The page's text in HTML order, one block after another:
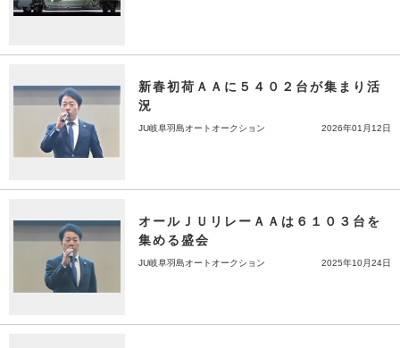
新春初荷ＡＡに５４０２台が集まり活
況
JU岐阜羽島オートオークション 2026年01月12日
オールＪＵリレーＡＡは６１０３台を
集める盛会
JU岐阜羽島オートオークション 2025年10月24日